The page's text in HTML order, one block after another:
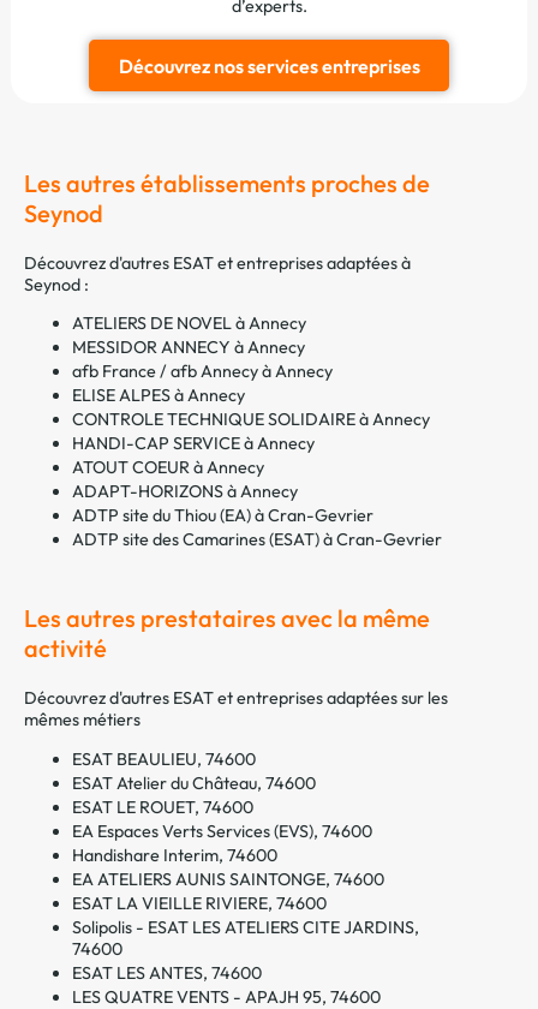
d’experts.
Découvrez nos services entreprises
Les autres établissements proches de
Seynod
Découvrez d'autres ESAT et entreprises adaptées à
Seynod :
ATELIERS DE NOVEL à Annecy
MESSIDOR ANNECY à Annecy
afb France / afb Annecy à Annecy
ELISE ALPES à Annecy
CONTROLE TECHNIQUE SOLIDAIRE à Annecy
HANDI-CAP SERVICE à Annecy
ATOUT COEUR à Annecy
ADAPT-HORIZONS à Annecy
ADTP site du Thiou (EA) à Cran-Gevrier
ADTP site des Camarines (ESAT) à Cran-Gevrier
Les autres prestataires avec la même
activité
Découvrez d'autres ESAT et entreprises adaptées sur les
mêmes métiers
ESAT BEAULIEU, 74600
ESAT Atelier du Château, 74600
ESAT LE ROUET, 74600
EA Espaces Verts Services (EVS), 74600
Handishare Interim, 74600
EA ATELIERS AUNIS SAINTONGE, 74600
ESAT LA VIEILLE RIVIERE, 74600
Solipolis - ESAT LES ATELIERS CITE JARDINS,
74600
ESAT LES ANTES, 74600
LES QUATRE VENTS - APAJH 95, 74600